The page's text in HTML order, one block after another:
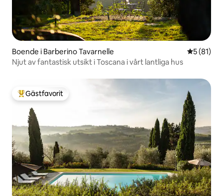
Boende i Barberino Tavarnelle 5 av 5 i
5 (81)
Njut av fantastisk utsikt i Toscana i vårt lantliga hus
Populär gästfavorit
Gästfavorit